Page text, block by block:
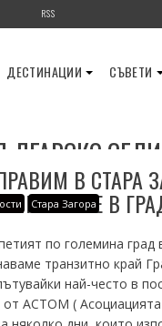
RSS
ДЕСТИНАЦИИ СЪВЕТИ
Стара Загора
В СТАРА
В
по големина
транзитно край
най-често в
ACTOM (